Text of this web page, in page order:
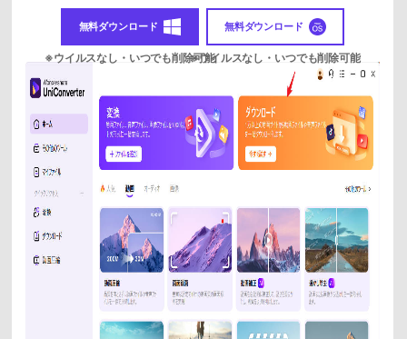
無料ダウンロード 無料ダウンロード